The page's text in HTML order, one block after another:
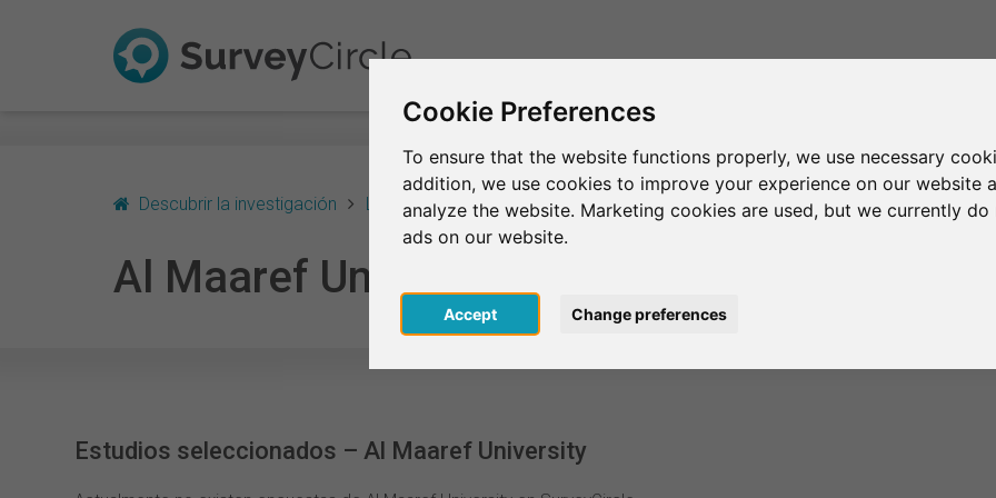
Cookie Preferences
To ensure that the website functions properly, we use necessary
addition, we use cookies to improve your experience on our website
analyze the website. Marketing cookies are used, but we currently
ads on our website.
Accept Change preferences
Descubrir la investigación Líbano Beirut Al Maaref University
Al Maaref University
Estudios seleccionados – Al Maaref University